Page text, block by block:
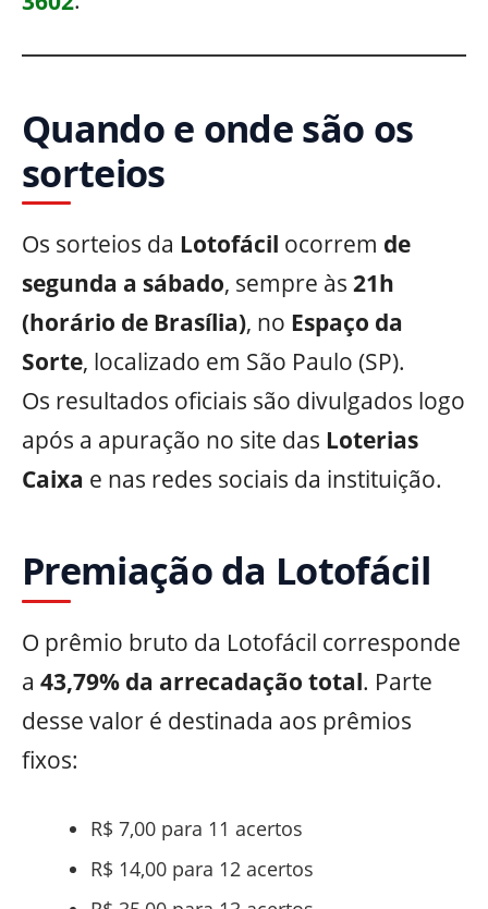
Quando e onde são os
sorteios
Os sorteios da Lotofácil ocorrem de
segunda a sábado, sempre às 21h
(horário de Brasília), no Espaço da
Sorte, localizado em São Paulo (SP).
Os resultados oficiais são divulgados logo
após a apuração no site das Loterias
Caixa e nas redes sociais da instituição.
Premiação da Lotofácil
O prêmio bruto da Lotofácil corresponde
a 43,79% da arrecadação total. Parte
desse valor é destinada aos prêmios
fixos:
R$ 7,00 para 11 acertos
R$ 14,00 para 12 acertos